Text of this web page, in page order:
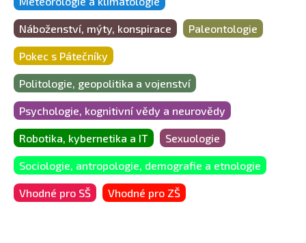
Náboženství, mýty, konspirace Paleontologie
Pokec s Pátečníky
Politologie, geopolitika a vojenství
Psychologie, kognitivní vědy a neurovědy
Robotika, kybernetika a IT Sexuologie
Sociologie, antropologie, demografie a etnologie
Vhodné pro SŠ Vhodné pro ZŠ